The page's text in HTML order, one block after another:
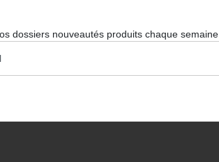
dossiers nouveautés produits chaque semaine